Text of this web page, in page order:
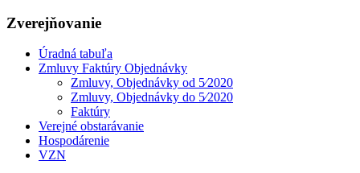
Zverejňovanie
Úradná tabuľa
Zmluvy Faktúry Objednávky
Zmluvy, Objednávky od 5⁄2020
Zmluvy, Objednávky do 5⁄2020
Faktúry
Verejné obstarávanie
Hospodárenie
VZN